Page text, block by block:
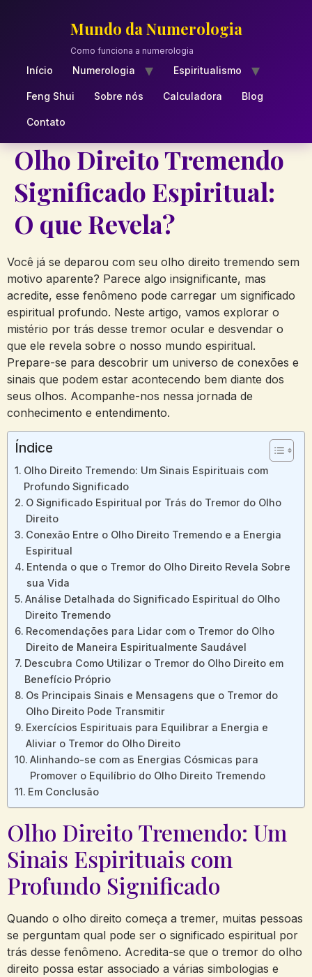
Mundo da Numerologia
Como funciona a numerologia
Início Numerologia Espiritualismo
Feng Shui Sobre nós Calculadora Blog
Contato
Olho Direito Tremendo
Significado Espiritual:
O que Revela?
Você já⁣ se ⁤deparou com seu olho direito tremendo ⁣sem
motivo aparente? Parece⁣ algo insignificante, mas
acredite, esse fenômeno pode carregar‍ um significado
espiritual profundo.⁤ Neste artigo, vamos explorar o
mistério por ⁤trás desse ⁢tremor ocular e desvendar o
⁢que ele ‍revela sobre o nosso mundo espiritual.
Prepare-se para⁢ descobrir um universo⁤ de conexões e
sinais⁣ que podem ‍estar ‌acontecendo bem diante dos
seus⁣ olhos. ‌Acompanhe-nos nessa​ jornada de
⁣conhecimento e entendimento.
Índice
Olho⁤ Direito Tremendo: Um Sinais Espirituais ‌com⁤
Profundo Significado
O ⁣Significado Espiritual por Trás do⁣ Tremor ​do​ Olho ​
Direito
Conexão ⁣Entre o Olho Direito ​Tremendo ⁣e a Energia‌
Espiritual
Entenda o que o Tremor do Olho Direito ​Revela Sobre
sua Vida
Análise​ Detalhada ⁤do Significado Espiritual do Olho
Direito Tremendo
Recomendações para Lidar ⁣com o Tremor do Olho
⁢Direito de ⁤Maneira Espiritualmente Saudável
Descubra Como ⁣Utilizar o Tremor do Olho Direito em
Benefício ​Próprio
Os⁤ Principais Sinais e‌ Mensagens que o Tremor do
Olho Direito Pode‍ Transmitir
Exercícios Espirituais ‍para Equilibrar a Energia e
⁢Aliviar⁢ o ⁤Tremor⁤ do Olho‌ Direito
Alinhando-se com as Energias‌ Cósmicas para‍
Promover⁤ o Equilíbrio do‍ Olho Direito ⁢Tremendo
Em Conclusão
Olho⁤ Direito Tremendo: Um
Sinais Espirituais ‌com⁤
Profundo Significado
Quando o olho direito começa a tremer,⁢ muitas pessoas
‍se ⁢perguntam qual pode ser‌ o significado ‌espiritual por
⁤trás desse‍ fenômeno. Acredita-se ‍que o tremor do olho
direito possa estar associado ​a várias simbologias e